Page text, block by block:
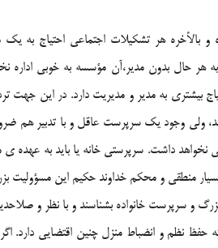
و بالأخره هر تشکيلات اجتماعي احتياج به
هر حال بدون مدير،آن مؤسسه به خوبي اداره
بيشتري به مدير و مديريت دارد. در اين جهت
ولي وجود يک سرپرست عاقل و با تدبير هم
داشت. سرپرستي خانه يا بايد به عهده ي
بسيار منطقي و محکم خداوند حکيم اين
و سرپرست خانواده بشناسند و با نظر و
نظم و انضباط منزل چنين اقتضايي دارد.